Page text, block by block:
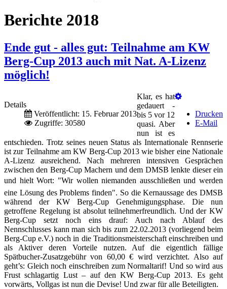
Berichte 2018
Ende gut - alles gut: Teilnahme am KW
Berg-Cup 2013 auch mit Nat. A-Lizenz
möglich!
Details
Veröffentlicht: 15. Februar 2013
Zugriffe: 30580
Drucken
E-Mail
Klar, es hat
gedauert -
bis 5 vor 12
quasi. Aber
nun ist es
entschieden. Trotz seines neuen Status als Internationale Rennserie
ist zur Teilnahme am KW Berg-Cup 2013 wie bisher eine Nationale
A-Lizenz ausreichend. Nach mehreren intensiven Gesprächen
zwischen den Berg-Cup Machern und dem DMSB lenkte dieser ein
und hielt Wort: "Wir wollen niemanden ausschließen und werden
eine Lösung des Problems finden". So die Kernaussage des DMSB
während der KW Berg-Cup Genehmigungsphase. Die nun
getroffene Regelung ist absolut teilnehmerfreundlich. Und der KW
Berg-Cup setzt noch eins drauf: Auch nach Ablauf des
Nennschlusses kann man sich bis zum 22.02.2013 (vorliegend beim
Berg-Cup e.V.) noch in die Traditionsmeisterschaft einschreiben und
als Aktiver deren Vorteile nutzen. Auf die eigentlich fällige
Spätbucher-Zusatzgebühr von 60,00 € wird verzichtet. Also auf
geht’s: Gleich noch einschreiben zum Normaltarif! Und so wird aus
Frust schlagartig Lust – auf den KW Berg-Cup 2013. Es geht
vorwärts, Vollgas ist nun die Devise! Und zwar für alle Beteiligten.